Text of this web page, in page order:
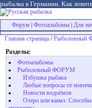
рыбалка в Германии. Как
Форум
Фотоальбомы Для
Главная страница /
Разделы:
Фотоальбомы
Рыболовный ФОРУМ
Избушка рыбака
Любые вопросы от
Новости водоёмов
Озеро или канал.